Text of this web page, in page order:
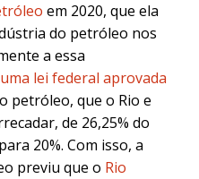
em 2020, que ela
do petróleo nos
a essa
uma lei federal aprovada
petróleo, que o Rio e
de 26,25% do
20%. Com isso, a
previu que o Rio